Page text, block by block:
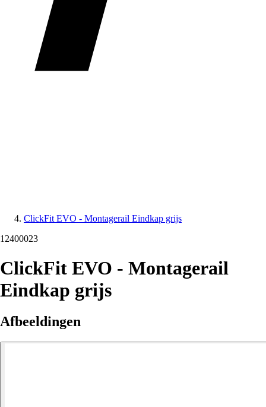
ClickFit EVO - Montagerail Eindkap grijs
12400023
ClickFit EVO - Montagerail
Eindkap grijs
Afbeeldingen